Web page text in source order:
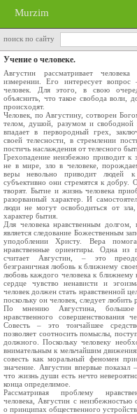
Murzim
поиск по сайту
Учение о человеке.
Августин рассматривает
измерении. Его интересует
человек. Для этого, в свою
объяснить, что такое свобода воли,
происходят.
Человек, по Августину, сотворен
телом, душой, разумом и свободной
впадает в первородный грех,
своей телесности, в стремлении
постичь наслаждения от телесного
Грехопадение неизбежно приводит к
не в мире, зло в человеке,
веры невольно приводит людей
субъективно они стремятся к добру.
творят. Бытие и жизнь человека
разорванный характер. И
люди не могут освободиться от зла,
характер бытия.
Для человека нравственным долгом,
является следование Божественным
уподоблении Христу. Вера
нравственные ориентиры. Одна из
считает Августин, – это
безграничная любовь к ближнему
любовь каждого человека к ближнему
сердце чувство ненависти и
человек должен стать нравственной
поскольку он человек, следует любить
По мнению Августина,
нравственного совершенствования
Совесть – это тончайшее
позволяет соотносить помыслы,
должного. Поскольку человеку
внимательным к мельчайшим
совесть как моральный феномен
значение. Августин впервые показал
что жизнь души есть нечто
конца определимое.
Рассматривая проблему
человека, Августин с неизбежностью
о принципах общественного